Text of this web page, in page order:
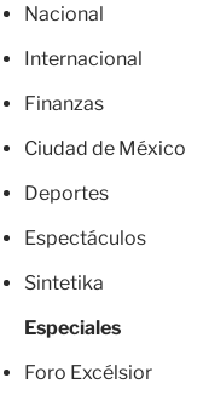
Nacional
Internacional
Finanzas
Ciudad de México
Deportes
Espectáculos
Sintetika
Especiales
Foro Excélsior